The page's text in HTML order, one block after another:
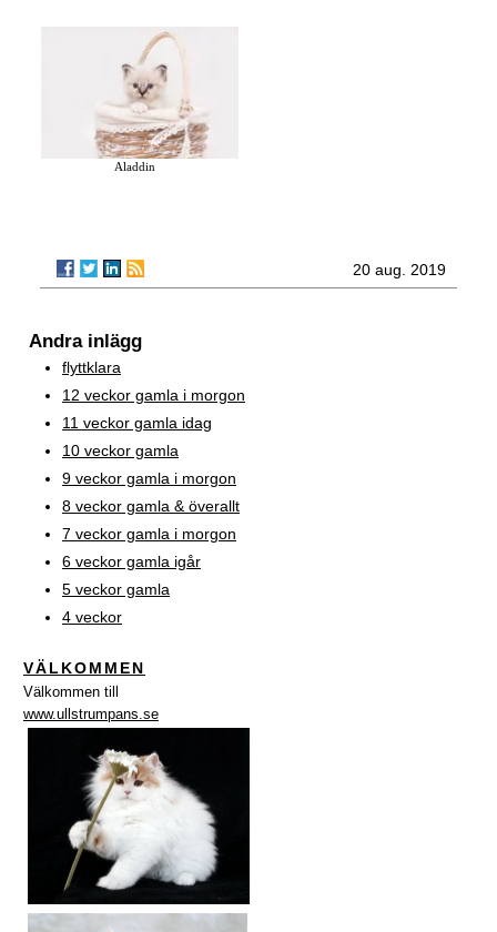
Aladdin
20 aug. 2019
Andra inlägg
flyttklara
12 veckor gamla i morgon
11 veckor gamla idag
10 veckor gamla
9 veckor gamla i morgon
8 veckor gamla & överallt
7 veckor gamla i morgon
6 veckor gamla igår
5 veckor gamla
4 veckor
VÄLKOMMEN
Välkommen till
www.ullstrumpans.se